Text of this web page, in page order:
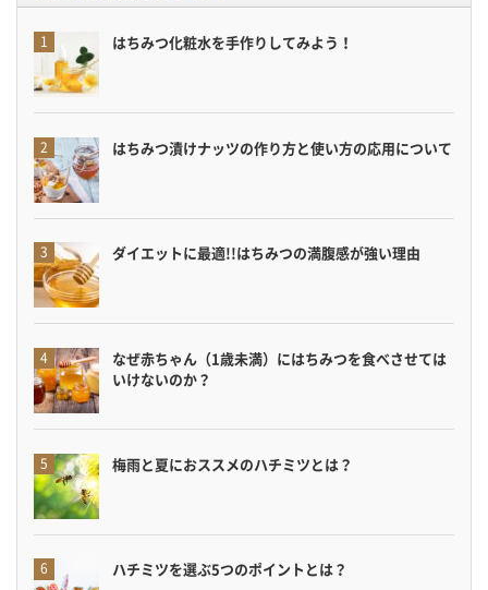
はちみつ化粧水を手作りしてみよう！
はちみつ漬けナッツの作り方と使い方の応用について
ダイエットに最適!!はちみつの満腹感が強い理由
なぜ赤ちゃん（1歳未満）にはちみつを食べさせては
いけないのか？
梅雨と夏におススメのハチミツとは？
ハチミツを選ぶ5つのポイントとは？